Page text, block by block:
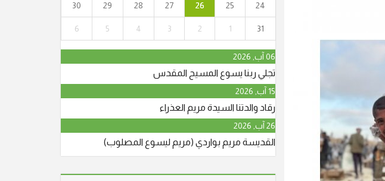
24
25
26
27
28
29
30
31
1
2
3
4
5
6
06 آب, 2026
تجلي ربنا يسوع المسيح المقدس
15 آب, 2026
رقاد والدتنا السيدة مريم العذراء
26 آب, 2026
القديسة مريم بواردي (مريم ليسوع المصلوب)
(يو25:11) انتقل إلى الأخدار السماوية في يافة
الناصرة، المأسوف على شبابه عوني حنا نجار (أبو
جريس) عن عمر ناهز الـ 64 عاما. وسيشيع جثمانه
الطاهر في الساعة الرابعة والنصف بعد الظهر،
اليوم الجمعة 29/5/2026 من قاعة
"أنا القيامة والحياة. من آمن بي وإن مات يحيا."
(يو25:11) انتقل إلى الأخدار السماوية في يافة